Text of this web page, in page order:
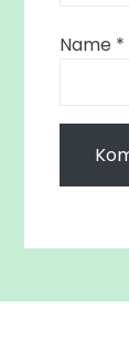
Name *